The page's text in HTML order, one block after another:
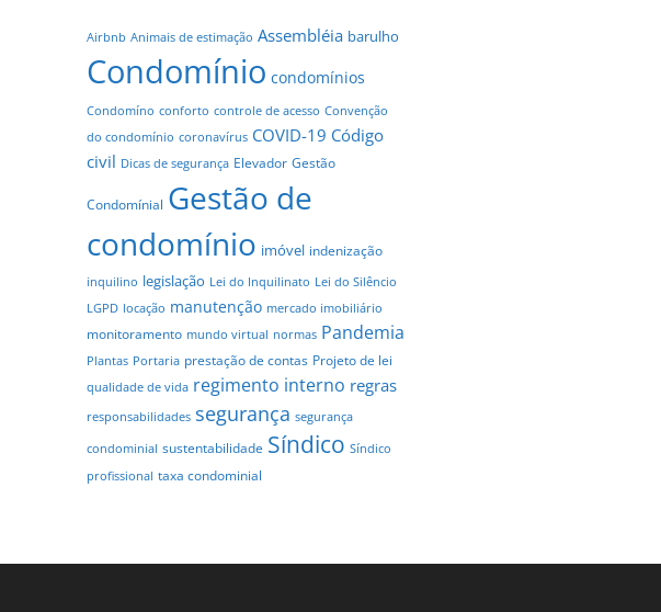
Airbnb Animais de estimação Assembléia barulho
Condomínio condomínios
Condomíno conforto controle de acesso Convenção
do condomínio coronavírus COVID-19 Código
civil Dicas de segurança Elevador Gestão
Condomínial Gestão de
condomínio imóvel indenização
inquilino legislação Lei do Inquilinato Lei do Silêncio
LGPD locação manutenção mercado imobiliário
monitoramento mundo virtual normas Pandemia
Plantas Portaria prestação de contas Projeto de lei
qualidade de vida regimento interno regras
responsabilidades segurança segurança
condominial sustentabilidade Síndico Síndico
profissional taxa condominial